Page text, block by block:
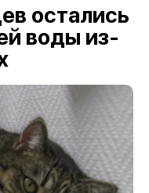
остались
воды из-